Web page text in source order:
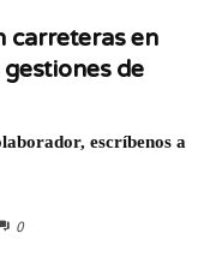
en
de
escríbenos a
0